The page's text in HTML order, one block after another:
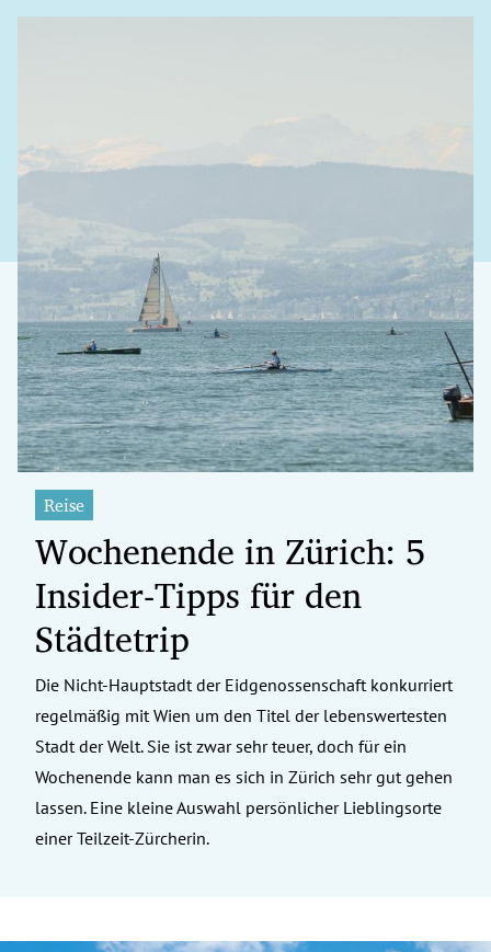
Reise
Wochenende in Zürich: 5
Insider-Tipps für den
Städtetrip
Die Nicht-Hauptstadt der Eidgenossenschaft konkurriert
regelmäßig mit Wien um den Titel der lebenswertesten
Stadt der Welt. Sie ist zwar sehr teuer, doch für ein
Wochenende kann man es sich in Zürich sehr gut gehen
lassen. Eine kleine Auswahl persönlicher Lieblingsorte
einer Teilzeit-Zürcherin.